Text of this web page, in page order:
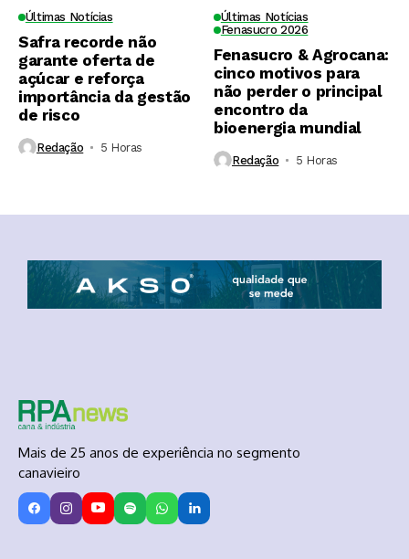
Últimas Notícias
Safra recorde não
garante oferta de
açúcar e reforça
importância da gestão
de risco
Redação 5 Horas ⁮
Últimas Notícias
Fenasucro 2026
Fenasucro & Agrocana:
cinco motivos para
não perder o principal
encontro da
bioenergia mundial
Redação 5 Horas ⁮
Mais de 25 anos de experiência no segmento
canavieiro